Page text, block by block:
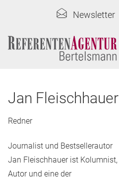
Newsletter
Jan Fleischhauer
Redner
Journalist und Bestsellerautor
Jan Fleischhauer ist Kolumnist,
Autor und eine der